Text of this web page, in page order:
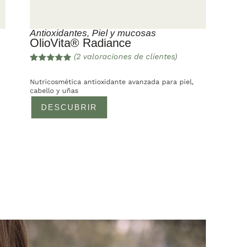
Antioxidantes, Piel y mucosas
OlioVita® Radiance
DESCUBRIR
5 en base
a
s de
(2 valoraciones de clientes)
Nutricosmética antioxidante avanzada para piel,
cabello y uñas